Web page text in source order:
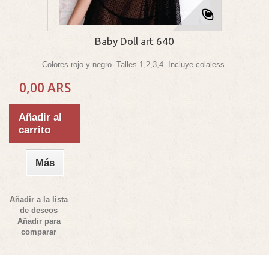
Baby Doll art 640
Colores rojo y negro. Talles 1,2,3,4. Incluye colaless.
0,00 ARS
Añadir al
carrito
Más
Añadir a la lista
de deseos
Añadir para
comparar